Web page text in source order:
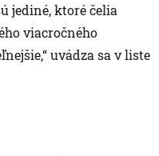
jediné, ktoré čelia
viacročného
uvádza sa v liste